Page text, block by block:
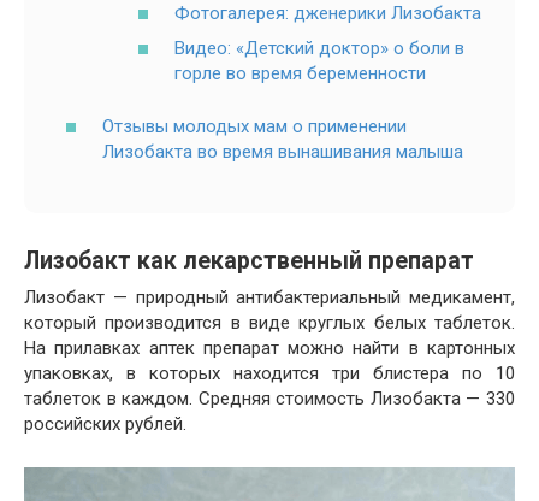
Фотогалерея: дженерики Лизобакта
Видео: «Детский доктор» о боли в
горле во время беременности
Отзывы молодых мам о применении
Лизобакта во время вынашивания малыша
Лизобакт как лекарственный препарат
Лизобакт — природный антибактериальный медикамент,
который производится в виде круглых белых таблеток.
На прилавках аптек препарат можно найти в картонных
упаковках, в которых находится три блистера по 10
таблеток в каждом. Средняя стоимость Лизобакта — 330
российских рублей.